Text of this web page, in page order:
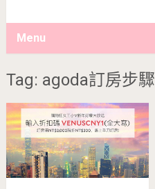
Menu
Tag: agoda訂房步驟